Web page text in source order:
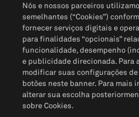
Política de PrivacidadePortal de
Não Venda Minhas Informações
Nós e nossos parceiros
semelhantes (“Cookies”)
fornecer serviços digitais e
para finalidades “opcionais”
funcionalidade, desempenho
e publicidade direcionada. Para
modificar suas configurações
botões neste banner. Para mais
alterar sua escolha
sobre Cookies.